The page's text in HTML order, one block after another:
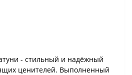
- стильный и надёжный
ценителей. Выполненный